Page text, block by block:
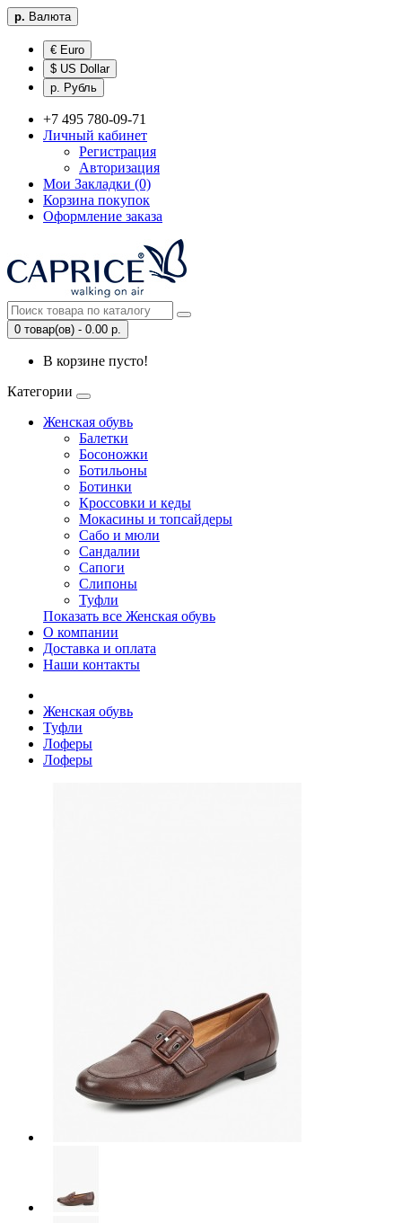
р. Валюта
€ Euro
$ US Dollar
р. Рубль
+7 495 780-09-71
Личный кабинет
Регистрация
Авторизация
Мои Закладки (0)
Корзина покупок
Оформление заказа
0 товар(ов) - 0.00 р.
В корзине пусто!
Категории
Женская обувь
Балетки
Босоножки
Ботильоны
Ботинки
Кроссовки и кеды
Мокасины и топсайдеры
Сабо и мюли
Сандалии
Сапоги
Слипоны
Туфли
Показать все Женская обувь
О компании
Доставка и оплата
Наши контакты
Женская обувь
Туфли
Лоферы
Лоферы